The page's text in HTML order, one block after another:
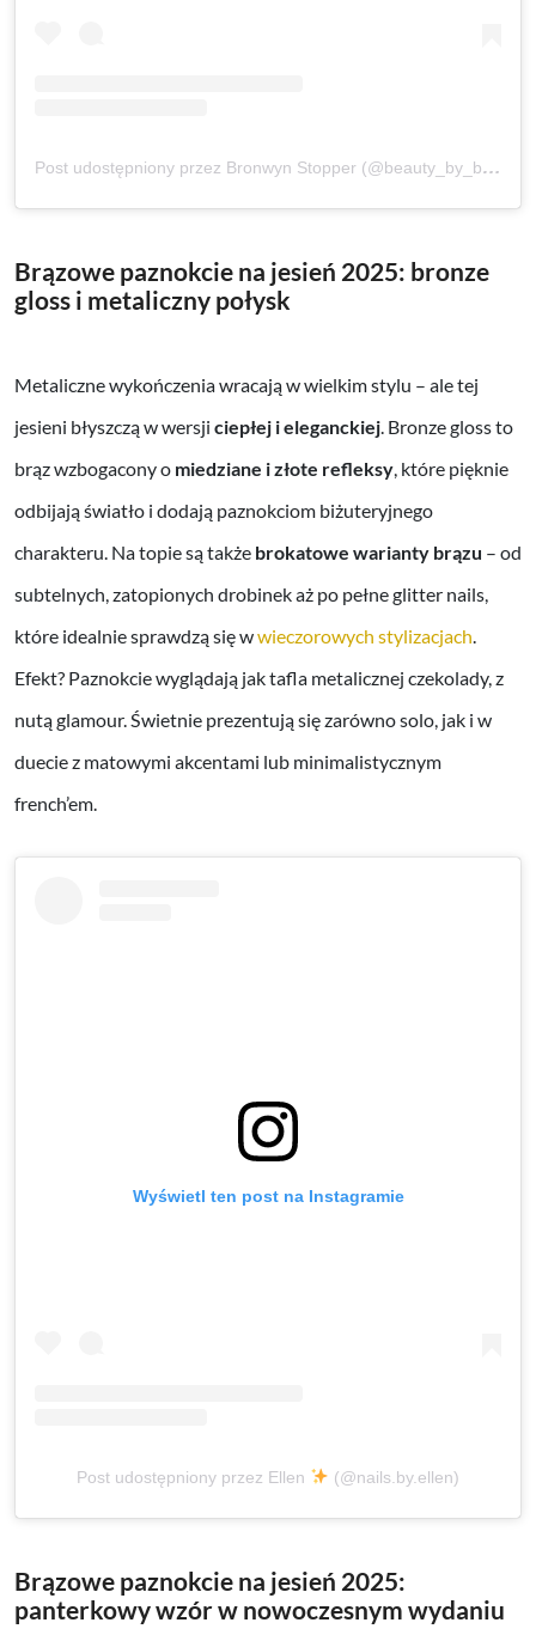
Post udostępniony przez Bronwyn Stopper (@beauty_by_bronwyn_)
Brązowe paznokcie na jesień 2025: bronze
gloss i metaliczny połysk
Metaliczne wykończenia wracają w wielkim stylu – ale tej
jesieni błyszczą w wersji ciepłej i eleganckiej . Bronze gloss to
brąz wzbogacony o miedziane i złote refleksy , które pięknie
odbijają światło i dodają paznokciom biżuteryjnego
charakteru. Na topie są także brokatowe warianty brązu – od
subtelnych, zatopionych drobinek aż po pełne glitter nails,
które idealnie sprawdzą się wwieczorowych stylizacjach
Efekt? Paznokcie wyglądają jak tafla metalicznej czekolady, z
nutą glamour. Świetnie prezentują się zarówno solo, jak i w
duecie z matowymi akcentami lub minimalistycznym
french’em.
Wyświetl ten post na Instagramie
Post udostępniony przez Ellen (@nails.by.ellen)
Brązowe paznokcie na jesień 2025:
panterkowy wzór w nowoczesnym wydaniu